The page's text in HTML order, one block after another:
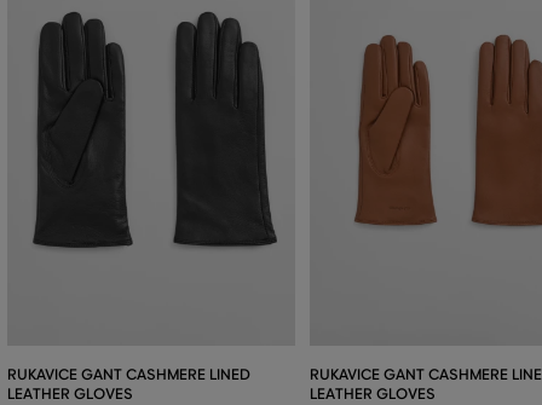
RUKAVICE GANT CASHMERE LINED
LEATHER GLOVES
RUKAVICE GANT CASHMERE
LEATHER GLOVES